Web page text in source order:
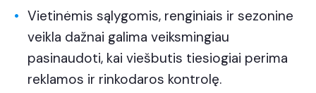
Vietinėmis sąlygomis, renginiais ir sezonine
veikla dažnai galima veiksmingiau
pasinaudoti, kai viešbutis tiesiogiai perima
reklamos ir rinkodaros kontrolę.